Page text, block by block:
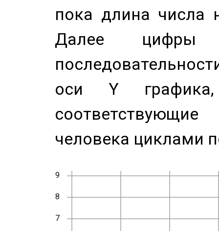
пока длина числа
Далее цифры
оси Y
человека циклами